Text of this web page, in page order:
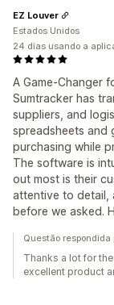
A Game-Changer
Sumtracker has
suppliers, and
spreadsheets and
purchasing while
The software is
out most is their
attentive to detail,
before we asked.
EZ Louver
Estados Unidos
24 dias usando a
Questão
Thanks a lot for
excellent product